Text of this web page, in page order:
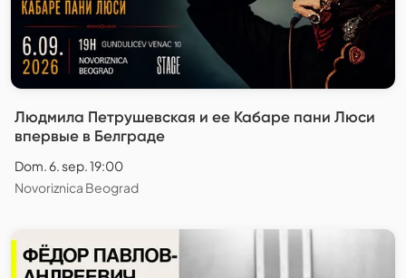
Людмила Петрушевская и ее Кабаре пани Люси
впервые в Белграде
Dom. 6. sep. 19:00
Novoriznica Beograd